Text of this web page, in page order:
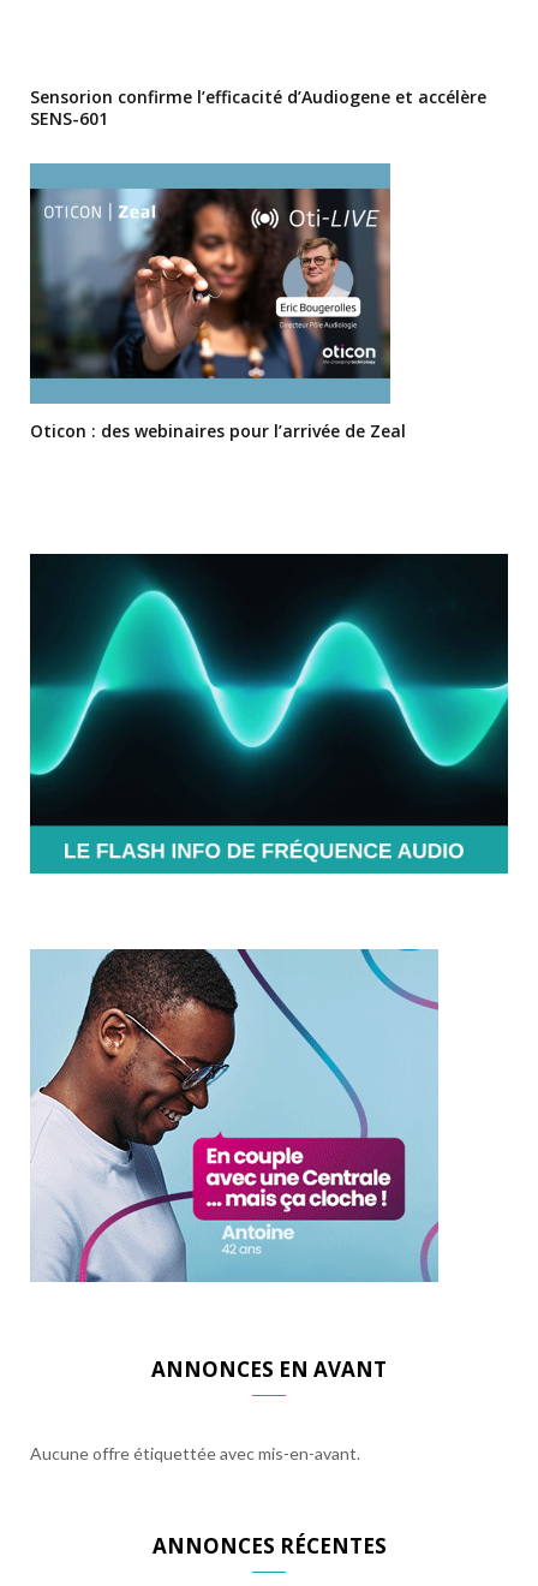
Sensorion confirme l’efficacité d’Audiogene et accélère
SENS-601
Oticon : des webinaires pour l’arrivée de Zeal
ANNONCES EN AVANT
Aucune offre étiquettée avec mis-en-avant.
ANNONCES RÉCENTES